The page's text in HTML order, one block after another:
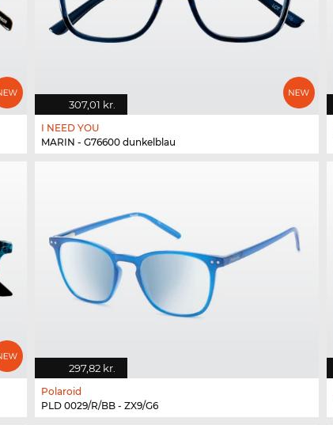
307,01 kr.
I NEED YOU
MARIN - G76600 dunkelblau
297,82 kr.
Polaroid
PLD 0029/R/BB - ZX9/G6